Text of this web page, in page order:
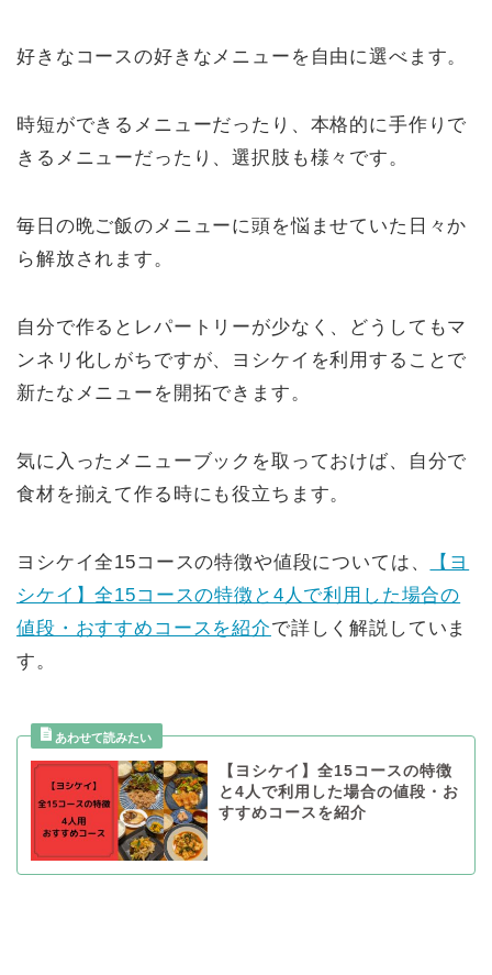
好きなコースの好きなメニューを自由に選べます。
時短ができるメニューだったり、本格的に手作りで
きるメニューだったり、選択肢も様々です。
毎日の晩ご飯のメニューに頭を悩ませていた日々か
ら解放されます。
自分で作るとレパートリーが少なく、どうしてもマ
ンネリ化しがちですが、ヨシケイを利用することで
新たなメニューを開拓できます。
気に入ったメニューブックを取っておけば、自分で
食材を揃えて作る時にも役立ちます。
ヨシケイ全15コースの特徴や値段については、
【ヨ
シケイ】全15コースの特徴と4人で利用した場合の
値段・おすすめコースを紹介で詳しく解説していま
す。
【ヨシケイ】全15コースの特徴
と4人で利用した場合の値段・お
すすめコースを紹介